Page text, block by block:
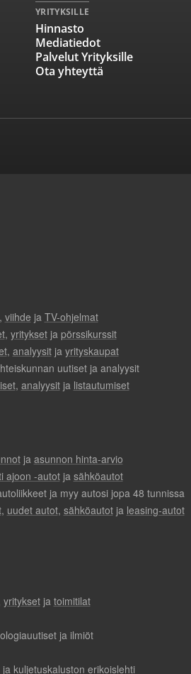
YRITYKSILLE
Hinnasto
Mediatiedot
Palvelut Yrityksille
Ota yhteyttä